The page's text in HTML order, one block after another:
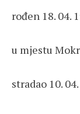
rođen 18. 04.
u mjestu
stradao 10.